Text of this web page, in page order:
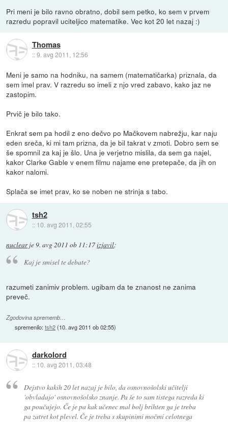
Pri meni je bilo ravno obratno, dobil sem petko, ko sem v prvem
razredu popravil uciteljico matematike. Vec kot 20 let nazaj :)
Thomas
::9. avg 2011, 12:56
Meni je samo na hodniku, na samem (matematičarka) priznala, da
sem imel prav. V razredu so imeli z njo vred zabavo, kako jaz ne
zastopim.
Prvič je bilo tako.
Enkrat sem pa hodil z eno dečvo po Mačkovem nabrežju, kar naju
eden sreča, ki mi tam prizna, da je bil takrat v zmoti. Dobro sem se
še spomnil za kaj je šlo. Una je verjetno mislila, da sem ga najel,
kakor Clarke Gable v enem filmu najame ene pretepače, da jih on
kakor nalomi.
Splača se imet prav, ko se noben ne strinja s tabo.
tsh2
:: 10. avg 2011, 02:55
nuclearje9. avg 2011 ob 11:17izjavil:
Kaj je smisel te debate?
razumeti zanimiv problem. ugibam da te znanost ne zanima
preveč.
Zgodovina sprememb…
spremenilo:tsh2(10. avg 2011 ob 02:55)
darkolord
:: 10. avg 2011, 03:48
Dejstvo kakih 20 let nazaj je bilo, da osnovnošolski učitelji
'obvladajo' osnovnošolsko znanje. Pa še to sam tistega razreda ki
ga poučujejo. Če je pa kak učenec mal bolj brihten ga je treba
pa zatret kot plevel. Če je treba s skupinimi močmi celotnega